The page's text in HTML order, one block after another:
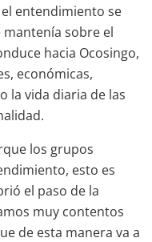
entendimiento se
sobre el
hacia Ocosingo,
económicas,
la vida diaria de las
los grupos
esto es
el paso de la
muy contentos
de esta manera va a